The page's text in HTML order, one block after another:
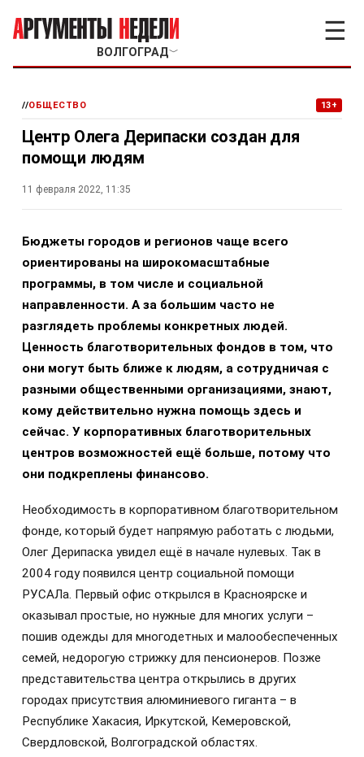
ВОЛГОГРАД﹀
☰
//ОБЩЕСТВО 13+
Центр Олега Дерипаски создан для
помощи людям
11 февраля 2022, 11:35
Бюджеты городов и регионов чаще всего
ориентированы на широкомасштабные
программы, в том числе и социальной
направленности. А за большим часто не
разглядеть проблемы конкретных людей.
Ценность благотворительных фондов в том, что
они могут быть ближе к людям, а сотрудничая с
разными общественными организациями, знают,
кому действительно нужна помощь здесь и
сейчас. У корпоративных благотворительных
центров возможностей ещё больше, потому что
они подкреплены финансово.
Необходимость в корпоративном благотворительном
фонде, который будет напрямую работать с людьми,
Олег Дерипаска увидел ещё в начале нулевых. Так в
2004 году появился центр социальной помощи
РУСАЛа. Первый офис открылся в Красноярске и
оказывал простые, но нужные для многих услуги –
пошив одежды для многодетных и малообеспеченных
семей, недорогую стрижку для пенсионеров. Позже
представительства центра открылись в других
городах присутствия алюминиевого гиганта – в
Республике Хакасия, Иркутской, Кемеровской,
Свердловской, Волгоградской областях.